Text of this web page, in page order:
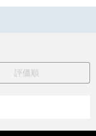
評価順